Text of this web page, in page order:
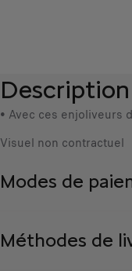
Description
• Avec ces enjoliveurs
Visuel non contractuel
Modes de
Méthodes de